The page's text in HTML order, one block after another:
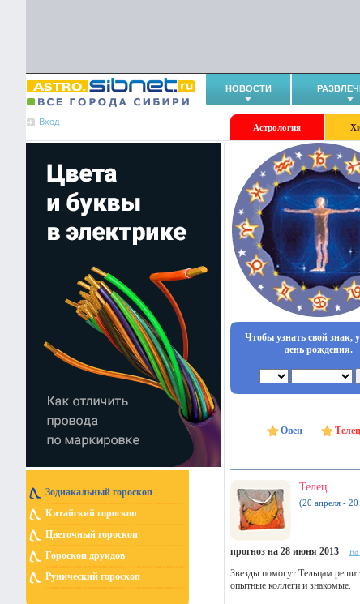
НОВОСТИ
Вход
Астрология
Зодиакальный гороскоп
Китайский гороскоп
Цветочный гороскоп
Гороскоп друидов
Рунический гороскоп
Чтобы узнать свой знак,
день рождения.
Овен Телец
Телец
(20 апреля -
прогноз на 28 июня 2013
Звезды помогут Тельцам
опытные коллеги и знакомые.